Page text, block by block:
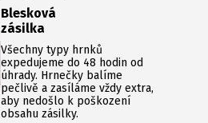
Blesková
zásilka
Všechny typy hrnků
expedujeme do 48 hodin od
úhrady. Hrnečky balíme
pečlivě a zasíláme vždy extra,
aby nedošlo k poškození
obsahu zásilky.